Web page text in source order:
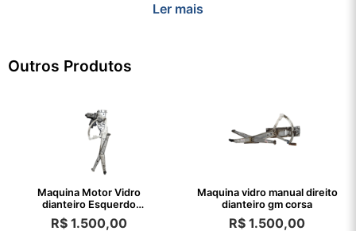
Ler mais
Outros Produtos
Maquina Motor Vidro
dianteiro Esquerdo
Astra94/96
R$ 1.500,00
Maquina vidro manual direito
dianteiro gm corsa
R$ 1.500,00